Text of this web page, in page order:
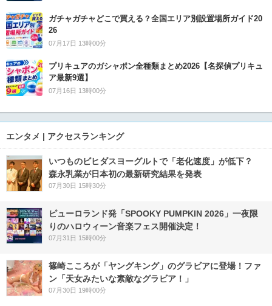
ガチャガチャどこで買える？全国エリア別設置場所ガイド20
26
07月17日 13時00分
プリキュアのガシャポン全種類まとめ2026【名探偵プリキュ
ア最新9選】
07月16日 13時00分
エンタメ | アクセスランキング
いつものビヒダスヨーグルトで「老化速度」が低下？
森永乳業が日本初の最新研究結果を発表
07月30日 15時30分
ピューロランド発「SPOOKY PUMPKIN 2026」一夜限
りのハロウィーン音楽フェス開催決定！
07月31日 15時00分
篠崎こころが「ヤングキング」のグラビアに登場！ファ
ン「天女みたいな素敵なグラビア！」
07月30日 19時00分